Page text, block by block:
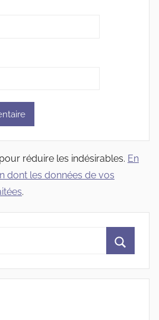
réduire les indésirables. En
dont les données de vos
.